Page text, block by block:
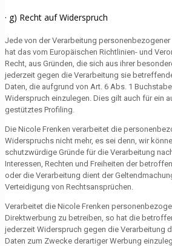
· g) Recht auf Widerspruch
Jede von der Verarbeitung
hat das vom Europäischen Richtlinien- und
Recht, aus Gründen, die sich aus ihrer
jederzeit gegen die Verarbeitung sie
Daten, die aufgrund von Art. 6 Abs. 1
Widerspruch einzulegen. Dies gilt auch für ein
gestütztes Profiling.
Die Nicole Frenken verarbeitet die
Widerspruchs nicht mehr, es sei denn, wir
schutzwürdige Gründe für die Verarbeitung
Interessen, Rechten und Freiheiten der
oder die Verarbeitung dient der
Verteidigung von Rechtsansprüchen.
Verarbeitet die Nicole Frenken
Direktwerbung zu betreiben, so hat die
jederzeit Widerspruch gegen die Verarbeitung
Daten zum Zwecke derartiger Werbung